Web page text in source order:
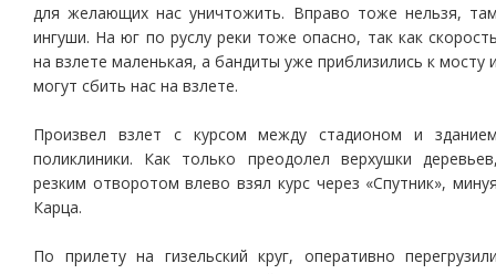
для желающих нас уничтожить. Вправо тоже нельзя,
ингуши. На юг по руслу реки тоже опасно, так как
на взлете маленькая, а бандиты уже приблизились к мосту
могут сбить нас на взлете.
Произвел взлет с курсом между стадионом и
поликлиники. Как только преодолел верхушки
резким отворотом влево взял курс через «Спутник»,
Карца.
По прилету на гизельский круг, оперативно